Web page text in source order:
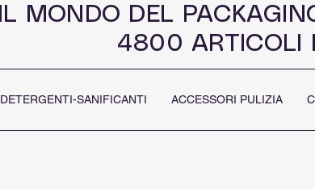
IL MONDO DEL
4800 ARTICOLI
DETERGENTI-SANIFICANTI ACCESSORI PULIZIA